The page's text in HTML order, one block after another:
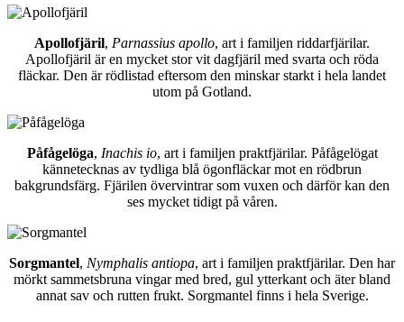
Apollofjäril, Parnassius apollo, art i familjen riddarfjärilar.
Apollofjäril är en mycket stor vit dagfjäril med svarta och röda
fläckar. Den är rödlistad eftersom den minskar starkt i hela landet
utom på Gotland.
Påfågelöga, Inachis io, art i familjen praktfjärilar. Påfågelögat
kännetecknas av tydliga blå ögonfläckar mot en rödbrun
bakgrundsfärg. Fjärilen övervintrar som vuxen och därför kan den
ses mycket tidigt på våren.
Sorgmantel, Nymphalis antiopa, art i familjen praktfjärilar. Den har
mörkt sammetsbruna vingar med bred, gul ytterkant och äter bland
annat sav och rutten frukt. Sorgmantel finns i hela Sverige.